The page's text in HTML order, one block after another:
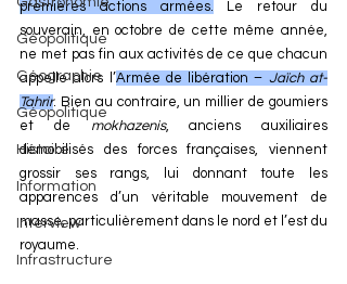
Géopolitique
Géographie
Géopolitique
Histoire
Information
Interview
Infrastructure
premières actions armées. Le retour du
souverain, en octobre de cette même année,
ne met pas fin aux activités de ce que chacun
appelle alors l’Armée de libération – Jaïch at-
Tahrir. Bien au contraire, un millier de goumiers
et de
mokhazenis, anciens auxiliaires
démobilisés des forces françaises, viennent
grossir ses rangs, lui donnant toute les
apparences d’un véritable mouvement de
masse, particulièrement dans le nord et l’est du
royaume.